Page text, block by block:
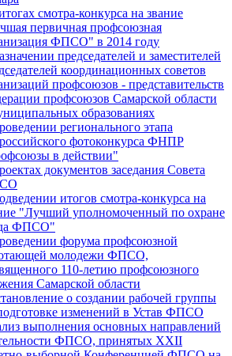
смотра-конкурса на звание
первичная профсоюзная
ФПСО" в 2014 году
председателей и заместителей
координационных советов
профсоюзов - представительств
профсоюзов Самарской области
образованиях
регионального этапа
фотоконкурса ФНПР
в действии"
документов заседания Совета
итогов смотра-конкурса на
"Лучший уполномоченный по охране
ФПСО"
форума профсоюзной
молодежи ФПСО,
110-летию профсоюзного
Самарской области
о создании рабочей группы
изменений в Устав ФПСО
выполнения основных направлений
ФПСО, принятых XXII